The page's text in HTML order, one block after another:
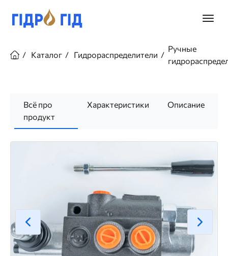
основному
Главное
навигации
Каталог Гидрораспределители
Ручные
Всё про
продукт
Характеристики Описание